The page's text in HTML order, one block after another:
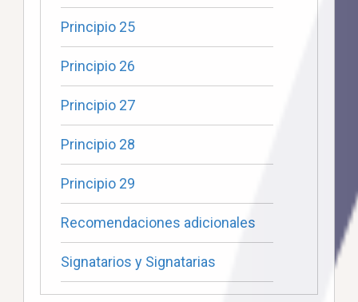
Principio 25
Principio 26
Principio 27
Principio 28
Principio 29
Recomendaciones adicionales
Signatarios y Signatarias